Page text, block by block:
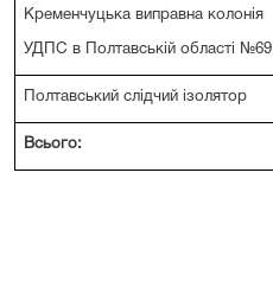
Кременчуцька виправна колонія
УДПС в Полтавській області №69
Полтавський слідчий ізолятор
Всього: